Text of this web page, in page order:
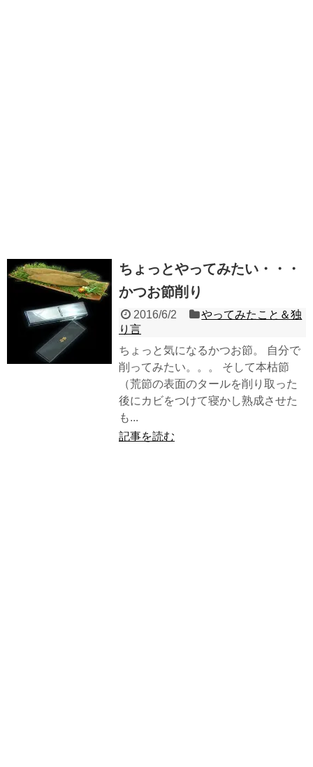
ちょっとやってみたい・・・
かつお節削り
2016/6/2
やってみたこと＆独
り言
ちょっと気になるかつお節。 自分で
削ってみたい。。。 そして本枯節
（荒節の表面のタールを削り取った
後にカビをつけて寝かし熟成させた
も...
記事を読む